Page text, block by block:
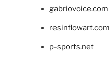
gabriovoice.com
resinflowart.com
p-sports.net